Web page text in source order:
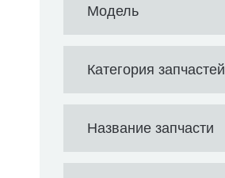
Модель
Категория запчастей
Название запчасти